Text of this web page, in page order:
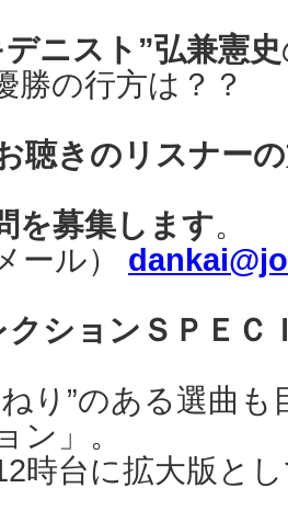
ニスト”弘兼憲史
の行方は？？
聴きのリスナー
を募集します。
ール）
クションＳＰＥＣ
り”のある選曲も
ン」。
時台に拡大版と